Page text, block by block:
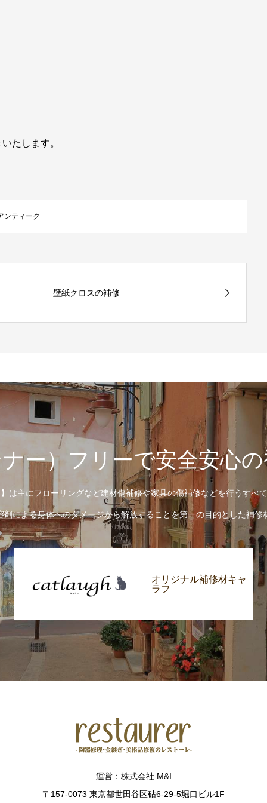
たします。
ンティーク
壁紙クロスの補修
ー）フリーで安全安心
は主にフローリングなど建材傷補修や家具の傷補修などを行うすべ
剤による身体へのダメージから解放することを第一の目的とした補修
オリジナル補修材キャ
ラフ
運営：株式会社 M&I
〒157-0073 東京都世田谷区砧6-29-5堀口ビル1F